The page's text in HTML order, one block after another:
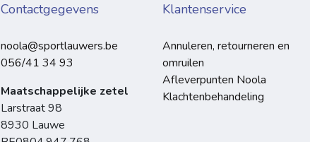
Contactgegevens
noola@sportlauwers.be
056/41 34 93
Maatschappelijke zetel
Larstraat 98
8930 Lauwe
Klantenservice
Annuleren, retourneren en
omruilen
Afleverpunten Noola
Klachtenbehandeling